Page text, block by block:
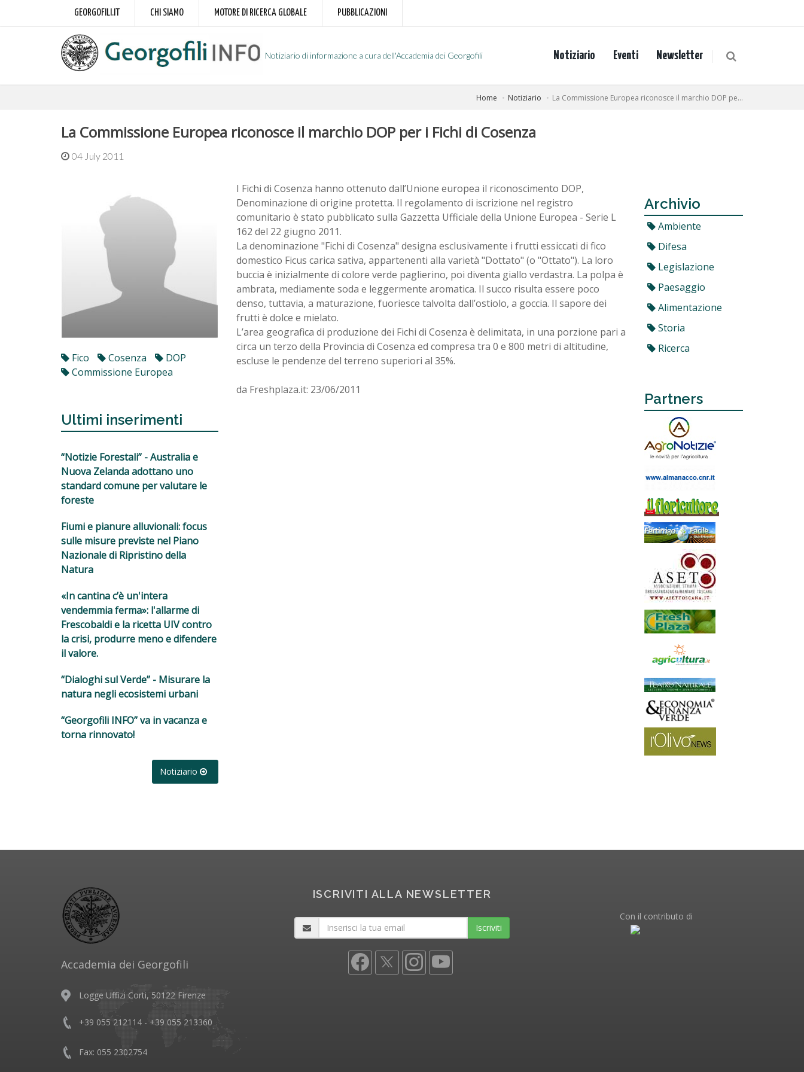
GEORGOFILI.IT CHI SIAMO MOTORE DI RICERCA GLOBALE PUBBLICAZIONI
Notiziario di informazione a cura dell'Accademia dei Georgofili Notiziario Eventi Newsletter
Home Notiziario La Commissione Europea riconosce il marchio DOP pe...
La Commissione Europea riconosce il marchio DOP per i Fichi di Cosenza
04 July 2011
Fico Cosenza
DOP
Commissione Europea
Ultimi inserimenti
“Notizie Forestali” - Australia e
Nuova Zelanda adottano uno
standard comune per valutare le
foreste
Fiumi e pianure alluvionali: focus
sulle misure previste nel Piano
Nazionale di Ripristino della
Natura
«In cantina c’è un'intera
vendemmia ferma»: l'allarme di
Frescobaldi e la ricetta UIV contro
la crisi, produrre meno e difendere
il valore.
“Dialoghi sul Verde” - Misurare la
natura negli ecosistemi urbani
“Georgofili INFO” va in vacanza e
torna rinnovato!
Notiziario
I Fichi di Cosenza hanno ottenuto dall’Unione europea il riconoscimento DOP,
Denominazione di origine protetta. Il regolamento di iscrizione nel registro
comunitario è stato pubblicato sulla Gazzetta Ufficiale della Unione Europea - Serie L
162 del 22 giugno 2011.
La denominazione "Fichi di Cosenza" designa esclusivamente i frutti essiccati di fico
domestico Ficus carica sativa, appartenenti alla varietà "Dottato" (o "Ottato"). La loro
buccia è inizialmente di colore verde paglierino, poi diventa giallo verdastra. La polpa è
ambrata, mediamente soda e leggermente aromatica. Il succo risulta essere poco
denso, tuttavia, a maturazione, fuoriesce talvolta dall’ostiolo, a goccia. Il sapore dei
frutti è dolce e mielato.
L’area geografica di produzione dei Fichi di Cosenza è delimitata, in una porzione pari a
circa un terzo della Provincia di Cosenza ed compresa tra 0 e 800 metri di altitudine,
escluse le pendenze del terreno superiori al 35%.
da Freshplaza.it: 23/06/2011
Archivio
Ambiente
Difesa
Legislazione
Paesaggio
Alimentazione
Storia
Ricerca
Partners
Accademia dei Georgofili
Logge Uffizi Corti, 50122 Firenze
+39 055 212114 - +39 055 213360
Fax: 055 2302754
ISCRIVITI ALLA NEWSLETTER
Iscriviti
Con il contributo di